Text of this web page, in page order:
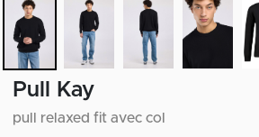
Pull Kay
pull relaxed fit avec col